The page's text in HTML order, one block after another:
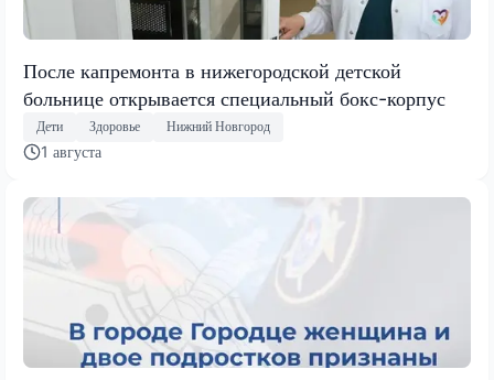
После капремонта в нижегородской детской
больнице открывается специальный бокс-корпус
Дети Здоровье Нижний Новгород
1 августа